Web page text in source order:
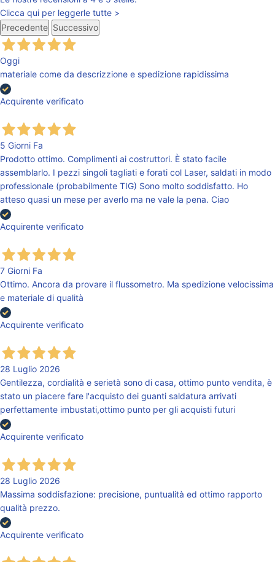
Clicca qui per leggerle tutte >
Precedente Successivo
Oggi
materiale come da descrizzione e spedizione rapidissima
Acquirente verificato
5 Giorni Fa
Prodotto ottimo. Complimenti ai costruttori. È stato facile
assemblarlo. I pezzi singoli tagliati e forati col Laser, saldati in modo
professionale (probabilmente TIG) Sono molto soddisfatto. Ho
atteso quasi un mese per averlo ma ne vale la pena. Ciao
Acquirente verificato
7 Giorni Fa
Ottimo. Ancora da provare il flussometro. Ma spedizione velocissima
e materiale di qualità
Acquirente verificato
28 Luglio 2026
Gentilezza, cordialità e serietà sono di casa, ottimo punto vendita, è
stato un piacere fare l'acquisto dei guanti saldatura arrivati
perfettamente imbustati,ottimo punto per gli acquisti futuri
Acquirente verificato
28 Luglio 2026
Massima soddisfazione: precisione, puntualità ed ottimo rapporto
qualità prezzo.
Acquirente verificato